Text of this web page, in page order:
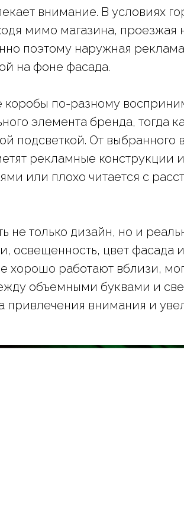
внимание. В условиях
мимо магазина, проезжая
поэтому наружная
на фоне фасада.
по-разному
элемента бренда, тогда
подсветкой. От выбранного
рекламные конструкции
или плохо читается с
не только дизайн, но и
освещенность, цвет фасада
хорошо работают вблизи,
объемными буквами и
привлечения внимания и